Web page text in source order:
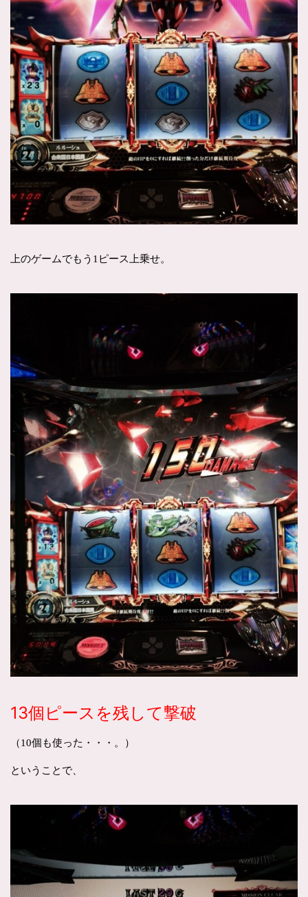
上のゲームでもう1ピース上乗せ。
13個ピースを残して撃破
（10個も使った・・・。）
ということで、